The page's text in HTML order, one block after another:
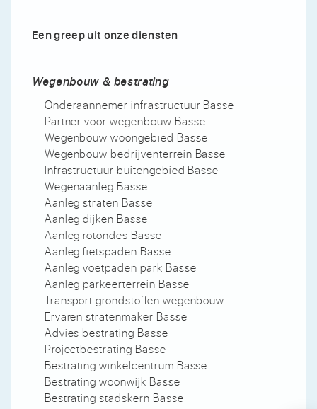
Een greep uit onze diensten
Wegenbouw & bestrating
Onderaannemer infrastructuur Basse
Partner voor wegenbouw Basse
Wegenbouw woongebied Basse
Wegenbouw bedrijventerrein Basse
Infrastructuur buitengebied Basse
Wegenaanleg Basse
Aanleg straten Basse
Aanleg dijken Basse
Aanleg rotondes Basse
Aanleg fietspaden Basse
Aanleg voetpaden park Basse
Aanleg parkeerterrein Basse
Transport grondstoffen wegenbouw
Ervaren stratenmaker Basse
Advies bestrating Basse
Projectbestrating Basse
Bestrating winkelcentrum Basse
Bestrating woonwijk Basse
Bestrating stadskern Basse